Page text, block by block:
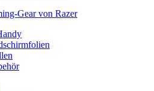
Gear von Razer